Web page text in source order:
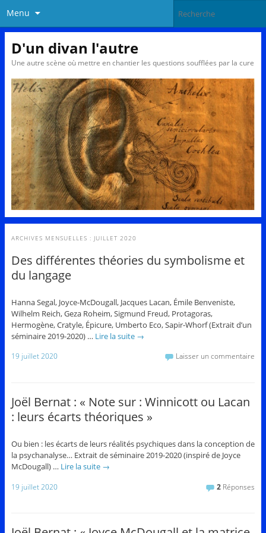
Menu
D'un divan l'autre
Une autre scène où mettre en chantier les questions soufflées par la cure
ARCHIVES MENSUELLES : JUILLET 2020
Des différentes théories du symbolisme et
du langage
Hanna Segal, Joyce-McDougall, Jacques Lacan, Émile Benveniste,
Wilhelm Reich, Geza Roheim, Sigmund Freud, Protagoras,
Hermogène, Cratyle, Épicure, Umberto Eco, Sapir-Whorf (Extrait d’un
séminaire 2019-2020) … Lire la suite →
19 juillet 2020 Laisser un commentaire
Joël Bernat : « Note sur : Winnicott ou Lacan
: leurs écarts théoriques »
Ou bien : les écarts de leurs réalités psychiques dans la conception de
la psychanalyse… Extrait de séminaire 2019-2020 (inspiré de Joyce
McDougall) … Lire la suite →
19 juillet 2020 2 Réponses